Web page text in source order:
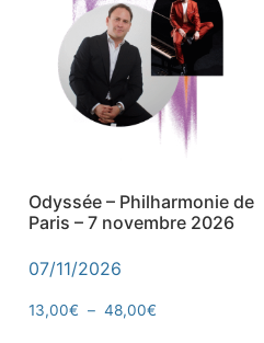
Odyssée – Philharmonie de
Paris – 7 novembre 2026
07/11/2026
13,00€ – 48,00€